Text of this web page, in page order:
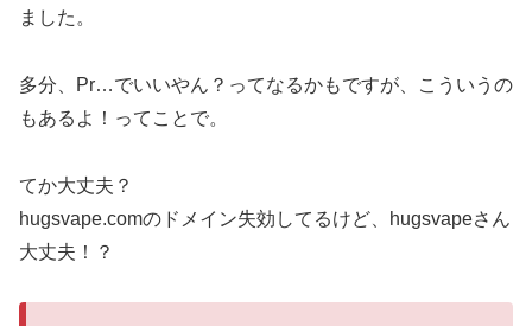
ました。
多分、Pr…でいいやん？ってなるかもですが、こういうの
もあるよ！ってことで。
てか大丈夫？
hugsvape.comのドメイン失効してるけど、hugsvapeさん
大丈夫！？